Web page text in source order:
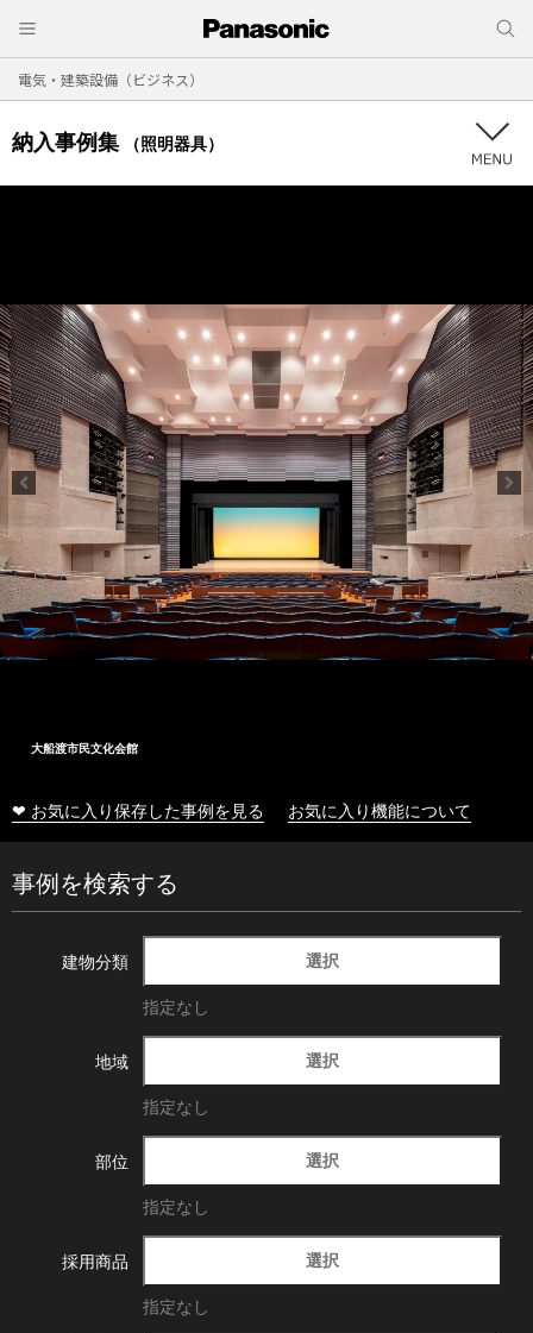
電気・建築設備（ビジネス）
納入事例集 （照明器具）
大船渡市民文化会館
❤ お気に入り保存した事例を見る お気に入り機能について
事例を検索する
建物分類 選択
指定なし
地域 選択
指定なし
部位 選択
指定なし
採用商品 選択
指定なし